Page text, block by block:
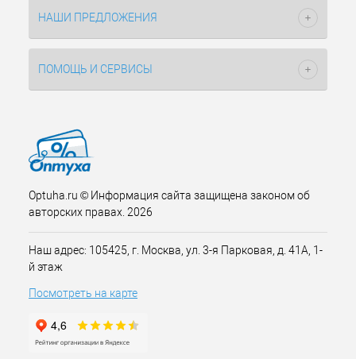
НАШИ ПРЕДЛОЖЕНИЯ
ПОМОЩЬ И СЕРВИСЫ
Optuha.ru © Информация сайта защищена законом об
авторских правах. 2026
Наш адрес: 105425, г. Москва, ул. 3-я Парковая, д. 41А, 1-
й этаж
Посмотреть на карте